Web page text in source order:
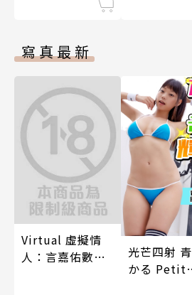
寫真最新
Virtual 虛擬情
人：言嘉佑數位
光芒四射
かる Petit